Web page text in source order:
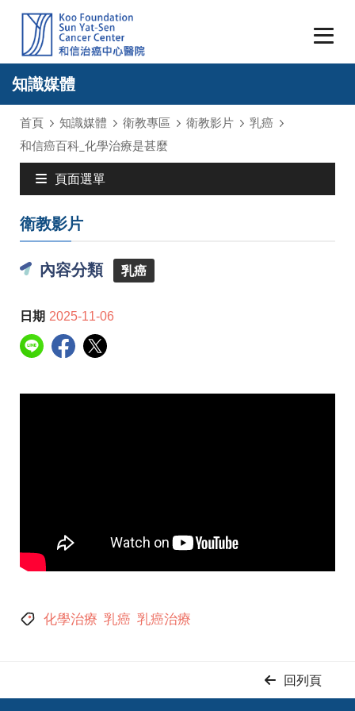
知識媒體
首頁 知識媒體 衛教專區 衛教影片
乳癌
和信癌百科_化學治療是甚麼
頁面選單
衛教影片
內容分類 乳癌
日期 2025-11-06
化學治療 乳癌 乳癌治療
回列頁